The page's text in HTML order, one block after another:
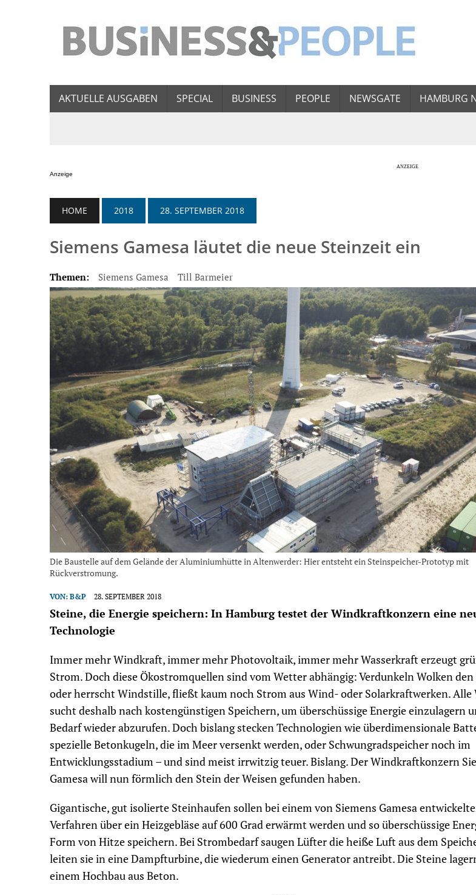
AKTUELLE AUSGABEN SPECIAL BUSINESS PEOPLE NEWSGATE HAMBURG
Anzeige
HOME 2018 28. SEPTEMBER 2018
Siemens Gamesa läutet die neue Steinzeit ein
Themen: Siemens Gamesa Till Barmeier
Die Baustelle auf dem Gelände der Aluminiumhütte in Altenwerder: Hier entsteht ein Steinspeicher-Prototyp mit
Rückverstromung.
VON: B&P 28. SEPTEMBER 2018
Steine, die Energie speichern: In Hamburg testet der Windkraftkonzern eine
Technologie
Immer mehr Windkraft, immer mehr Photovoltaik, immer mehr Wasserkraft erzeugt
Strom. Doch diese Ökostromquellen sind vom Wetter abhängig: Verdunkeln Wolken
oder herrscht Windstille, fließt kaum noch Strom aus Wind- oder Solarkraftwerken. Alle
sucht deshalb nach kostengünstigen Speichern, um überschüssige Energie einzulagern
Bedarf wieder abzurufen. Doch bislang stecken Technologien wie überdimensionale
spezielle Betonkugeln, die im Meer versenkt werden, oder Schwungradspeicher noch im
Entwicklungsstadium – und sind meist irrwitzig teuer. Bislang. Der Windkraftkonzern
Gamesa will nun förmlich den Stein der Weisen gefunden haben.
Gigantische, gut isolierte Steinhaufen sollen bei einem von Siemens Gamesa
Verfahren über ein Heizgebläse auf 600 Grad erwärmt werden und so überschüssige
Form von Hitze speichern. Bei Strombedarf saugen Lüfter die heiße Luft aus dem
leiten sie in eine Dampfturbine, die wiederum einen Generator antreibt. Die Steine
einem Hochbau aus Beton.